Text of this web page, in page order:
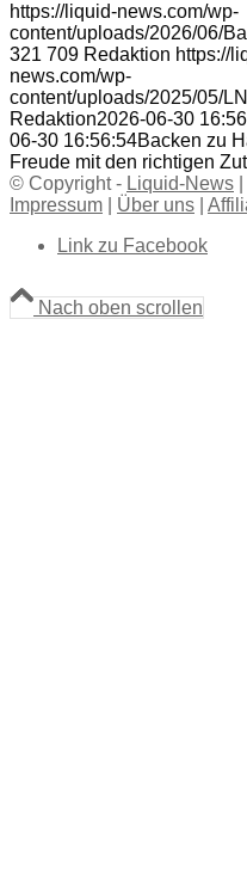
https://liquid-news.com/wp-
content/uploads/2026/06/
321 709 Redaktion https://
news.com/wp-
content/uploads/2025/05/
Redaktion2026-06-30
06-30 16:56:54Backen zu
Freude mit den richtigen
© Copyright - Liquid-News
Impressum
Über uns
Link zu Facebook
Nach oben scrollen